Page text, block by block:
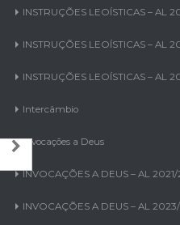
INSTRUÇÕES LEOÍSTICAS – AL
INSTRUÇÕES LEOÍSTICAS – AL
INSTRUÇÕES LEOÍSTICAS – AL
Intercâmbio
Invocações a Deus
INVOCAÇÕES A DEUS – AL
INVOCAÇÕES A DEUS – AL